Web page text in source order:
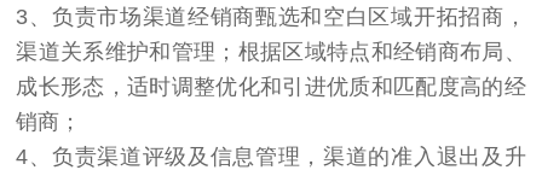
3、负责市场渠道经销商甄选和空白区域开拓招商，
渠道关系维护和管理；根据区域特点和经销商布局、
成长形态，适时调整优化和引进优质和匹配度高的经
销商；
4、负责渠道评级及信息管理，渠道的准入退出及升